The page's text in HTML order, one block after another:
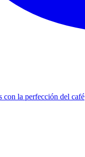
con la perfección del café